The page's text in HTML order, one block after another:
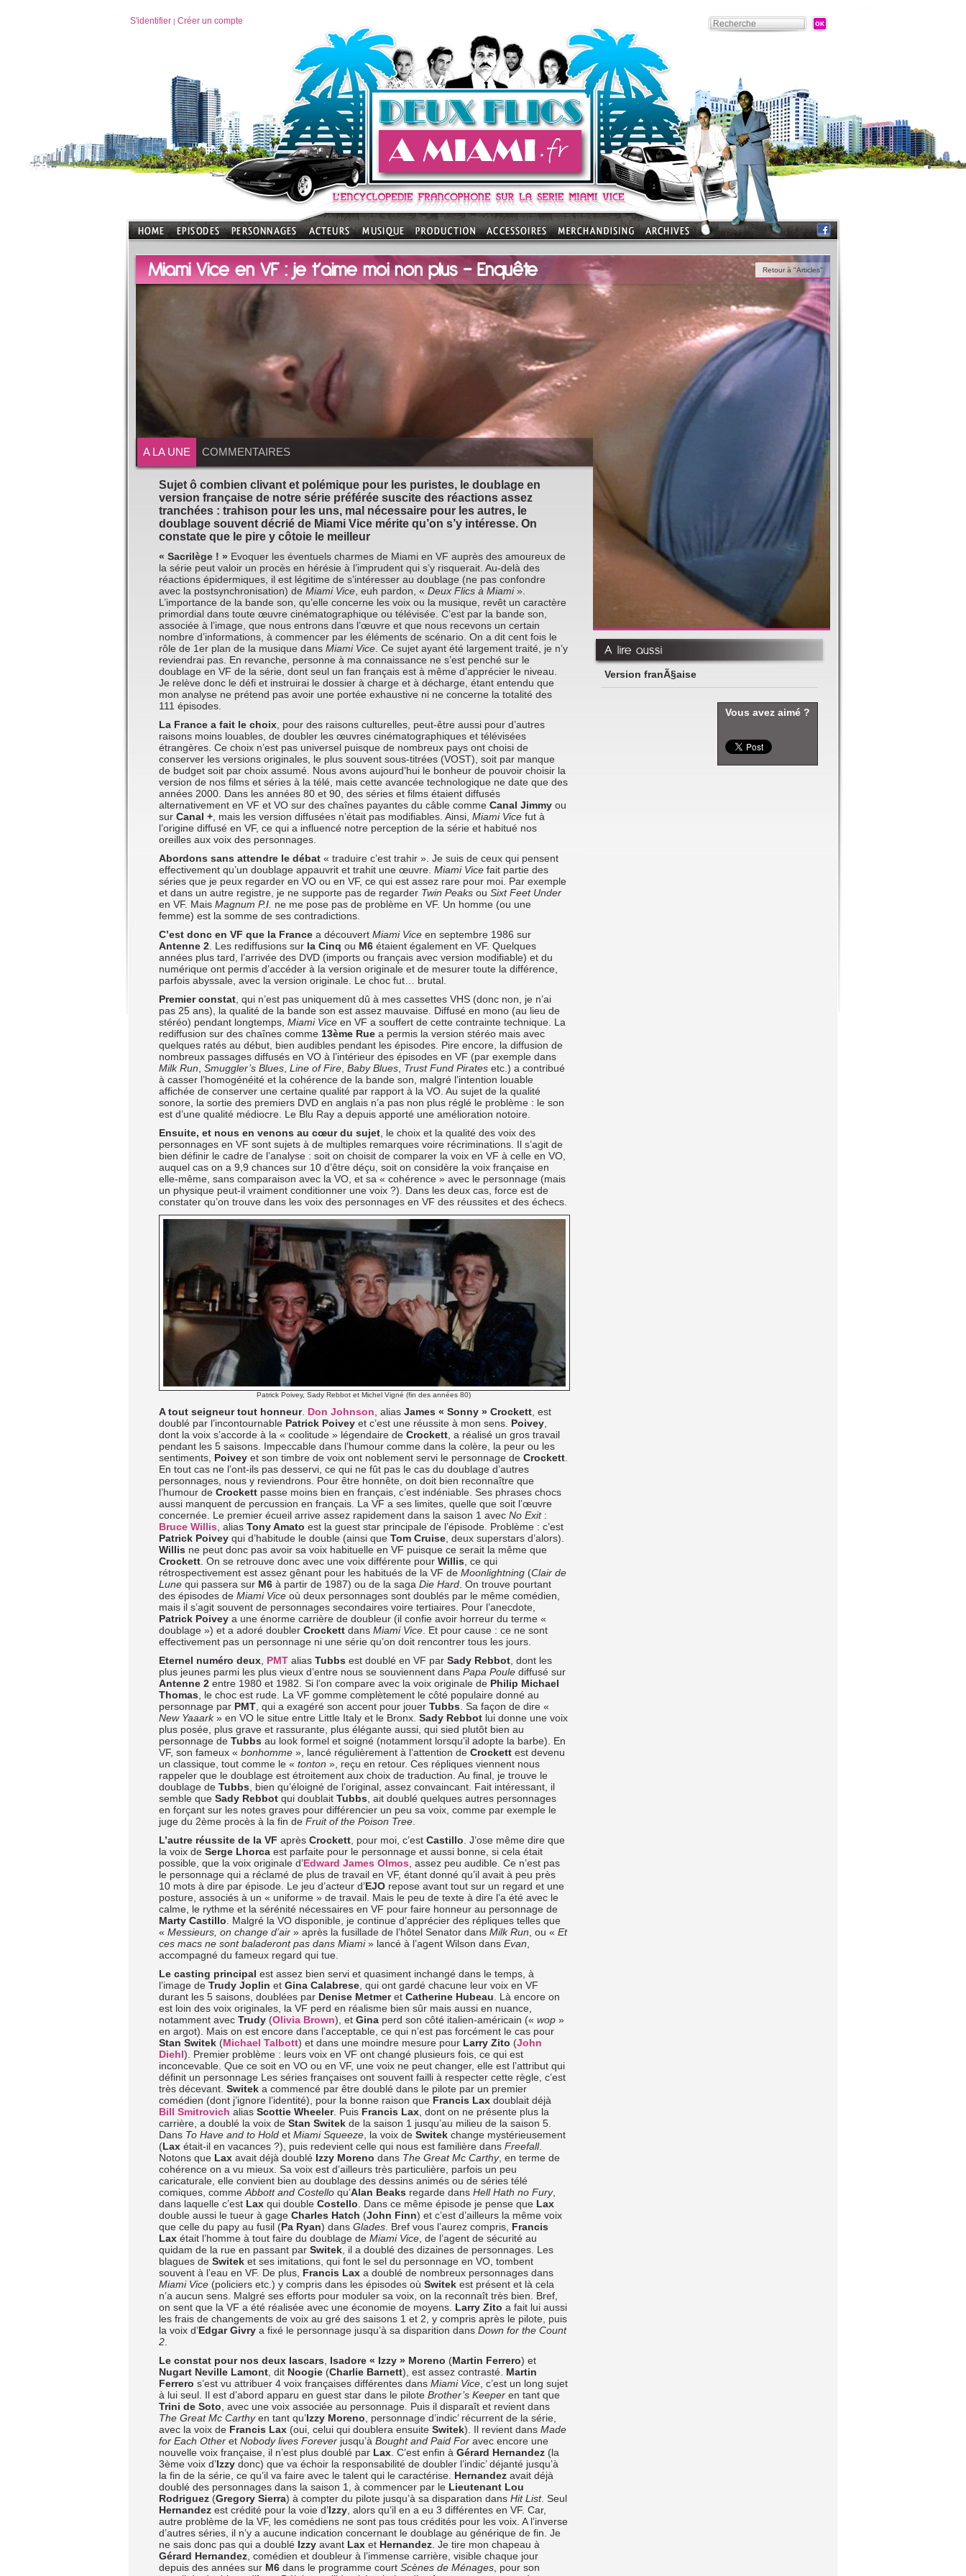
S'identifier | Créer un compte
Miami Vice en VF : je t’aime moi non plus - Enquête Retour à "Articles"
A LA UNE COMMENTAIRES
Sujet ô combien clivant et polémique pour les puristes, le doublage en
version française de notre série préférée suscite des réactions assez
tranchées : trahison pour les uns, mal nécessaire pour les autres, le
doublage souvent décrié de Miami Vice mérite qu’on s’y intéresse. On
constate que le pire y côtoie le meilleur
« Sacrilège ! » Evoquer les éventuels charmes de Miami en VF auprès des amoureux de
la série peut valoir un procès en hérésie à l’imprudent qui s’y risquerait. Au-delà des
réactions épidermiques, il est légitime de s’intéresser au doublage (ne pas confondre
avec la postsynchronisation) de Miami Vice , euh pardon, « Deux Flics à Miami».
L’importance de la bande son, qu’elle concerne les voix ou la musique, revêt un caractère
primordial dans toute œuvre cinématographique ou télévisée. C’est par la bande son,
associée à l’image, que nous entrons dans l’œuvre et que nous recevons un certain
nombre d’informations, à commencer par les éléments de scénario. On a dit cent fois le
rôle de 1er plan de la musique dans Miami Vice . Ce sujet ayant été largement traité, je n’y
reviendrai pas. En revanche, personne à ma connaissance ne s’est penché sur le
doublage en VF de la série, dont seul un fan français est à même d’apprécier le niveau.
Je relève donc le défi et instruirai le dossier à charge et à décharge, étant entendu que
mon analyse ne prétend pas avoir une portée exhaustive ni ne concerne la totalité des
111 épisodes.
La France a fait le choix , pour des raisons culturelles, peut-être aussi pour d’autres
raisons moins louables, de doubler les œuvres cinématographiques et télévisées
étrangères. Ce choix n’est pas universel puisque de nombreux pays ont choisi de
conserver les versions originales, le plus souvent sous-titrées (VOST), soit par manque
de budget soit par choix assumé. Nous avons aujourd’hui le bonheur de pouvoir choisir la
version de nos films et séries à la télé, mais cette avancée technologique ne date que des
années 2000. Dans les années 80 et 90, des séries et films étaient diffusés
alternativement en VF et VO sur des chaînes payantes du câble comme Canal Jimmy ou
sur Canal + , mais les version diffusées n’était pas modifiables. Ainsi, Miami Vice fut à
l’origine diffusé en VF, ce qui a influencé notre perception de la série et habitué nos
oreilles aux voix des personnages.
Abordons sans attendre le débat « traduire c’est trahir ». Je suis de ceux qui pensent
effectivement qu’un doublage appauvrit et trahit une œuvre. Miami Vice fait partie des
séries que je peux regarder en VO ou en VF, ce qui est assez rare pour moi. Par exemple
et dans un autre registre, je ne supporte pas de regarder Twin Peaks ou Sixt Feet Under
en VF. Mais Magnum P.I. ne me pose pas de problème en VF. Un homme (ou une
femme) est la somme de ses contradictions.
C’est donc en VF que la France a découvert Miami Vice en septembre 1986 sur
Antenne 2 . Les rediffusions sur la Cinq ou M6 étaient également en VF. Quelques
années plus tard, l’arrivée des DVD (imports ou français avec version modifiable) et du
numérique ont permis d’accéder à la version originale et de mesurer toute la différence,
parfois abyssale, avec la version originale. Le choc fut… brutal.
Premier constat , qui n’est pas uniquement dû à mes cassettes VHS (donc non, je n’ai
pas 25 ans), la qualité de la bande son est assez mauvaise. Diffusé en mono (au lieu de
stéréo) pendant longtemps, Miami Vice en VF a souffert de cette contrainte technique. La
rediffusion sur des chaînes comme 13ème Rue a permis la version stéréo mais avec
quelques ratés au début, bien audibles pendant les épisodes. Pire encore, la diffusion de
nombreux passages diffusés en VO à l’intérieur des épisodes en VF (par exemple dans
Milk Run Smuggler’s Blues Line of Fire Baby Blues Trust Fund Pirates etc.) a contribué
à casser l’homogénéité et la cohérence de la bande son, malgré l’intention louable
affichée de conserver une certaine qualité par rapport à la VO. Au sujet de la qualité
sonore, la sortie des premiers DVD en anglais n’a pas non plus réglé le problème : le son
est d’une qualité médiocre. Le Blu Ray a depuis apporté une amélioration notoire.
Ensuite, et nous en venons au cœur du sujet , le choix et la qualité des voix des
personnages en VF sont sujets à de multiples remarques voire récriminations. Il s’agit de
bien définir le cadre de l’analyse : soit on choisit de comparer la voix en VF à celle en VO,
auquel cas on a 9,9 chances sur 10 d’être déçu, soit on considère la voix française en
elle-même, sans comparaison avec la VO, et sa « cohérence » avec le personnage (mais
un physique peut-il vraiment conditionner une voix ?). Dans les deux cas, force est de
constater qu’on trouve dans les voix des personnages en VF des réussites et des échecs.
Patrick Poivey, Sady Rebbot et Michel Vigné (fin des années 80)
A tout seigneur tout honneur. Don Johnson , alias James « Sonny » Crockett , est
doublé par l’incontournable Patrick Poivey et c’est une réussite à mon sens. Poivey
dont la voix s’accorde à la « coolitude » légendaire de Crockett , a réalisé un gros travail
pendant les 5 saisons. Impeccable dans l’humour comme dans la colère, la peur ou les
sentiments, Poivey et son timbre de voix ont noblement servi le personnage de Crockett
En tout cas ne l’ont-ils pas desservi, ce qui ne fût pas le cas du doublage d’autres
personnages, nous y reviendrons. Pour être honnête, on doit bien reconnaître que
l’humour de Crockett passe moins bien en français, c’est indéniable. Ses phrases chocs
aussi manquent de percussion en français. La VF a ses limites, quelle que soit l’œuvre
concernée. Le premier écueil arrive assez rapidement dans la saison 1 avec No Exit:
Bruce Willis , alias Tony Amato est la guest star principale de l’épisode. Problème : c’est
Patrick Poivey qui d’habitude le double (ainsi que Tom Cruise , deux superstars d’alors).
Willis ne peut donc pas avoir sa voix habituelle en VF puisque ce serait la même que
Crockett . On se retrouve donc avec une voix différente pour Willis , ce qui
rétrospectivement est assez gênant pour les habitués de la VF de Moonlightning (Clair de
Lune qui passera sur M6 à partir de 1987) ou de la saga Die Hard . On trouve pourtant
des épisodes de Miami Vice où deux personnages sont doublés par le même comédien,
mais il s’agit souvent de personnages secondaires voire tertiaires. Pour l’anecdote,
Patrick Poivey a une énorme carrière de doubleur (il confie avoir horreur du terme «
doublage ») et a adoré doubler Crockett dans Miami Vice . Et pour cause : ce ne sont
effectivement pas un personnage ni une série qu’on doit rencontrer tous les jours.
Eternel numéro deux PMT alias Tubbs est doublé en VF par Sady Rebbot , dont les
plus jeunes parmi les plus vieux d’entre nous se souviennent dans Papa Poule diffusé sur
Antenne 2 entre 1980 et 1982. Si l’on compare avec la voix originale de Philip Michael
Thomas , le choc est rude. La VF gomme complètement le côté populaire donné au
personnage par PMT , qui a exagéré son accent pour jouer Tubbs . Sa façon de dire «
New Yaaark» en VO le situe entre Little Italy et le Bronx. Sady Rebbot lui donne une voix
plus posée, plus grave et rassurante, plus élégante aussi, qui sied plutôt bien au
personnage de Tubbs au look formel et soigné (notamment lorsqu’il adopte la barbe). En
VF, son fameux « bonhomme », lancé régulièrement à l’attention de Crockett est devenu
un classique, tout comme le « tonton », reçu en retour. Ces répliques viennent nous
rappeler que le doublage est étroitement aux choix de traduction. Au final, je trouve le
doublage de Tubbs , bien qu’éloigné de l’original, assez convaincant. Fait intéressant, il
semble que Sady Rebbot qui doublait Tubbs , ait doublé quelques autres personnages
en forçant sur les notes graves pour différencier un peu sa voix, comme par exemple le
juge du 2ème procès à la fin de Fruit of the Poison Tree
L’autre réussite de la VF après Crockett , pour moi, c’est Castillo . J’ose même dire que
la voix de Serge Lhorca est parfaite pour le personnage et aussi bonne, si cela était
possible, que la voix originale d’Edward James Olmos , assez peu audible. Ce n’est pas
le personnage qui a réclamé de plus de travail en VF, étant donné qu’il avait à peu près
10 mots à dire par épisode. Le jeu d’acteur d’EJO repose avant tout sur un regard et une
posture, associés à un « uniforme » de travail. Mais le peu de texte à dire l’a été avec le
calme, le rythme et la sérénité nécessaires en VF pour faire honneur au personnage de
Marty Castillo . Malgré la VO disponible, je continue d’apprécier des répliques telles que
« Messieurs, on change d’air » après la fusillade de l’hôtel Senator dans Milk Run , ou « Et
ces macs ne sont baladeront pas dans Miami» lancé à l’agent Wilson dans Evan
accompagné du fameux regard qui tue.
Le casting principal est assez bien servi et quasiment inchangé dans le temps, à
l’image de Trudy Joplin et Gina Calabrese , qui ont gardé chacune leur voix en VF
durant les 5 saisons, doublées par Denise Metmeret Catherine Hubeau . Là encore on
est loin des voix originales, la VF perd en réalisme bien sûr mais aussi en nuance,
notamment avec Trudy (Olivia Brown), et Gina perd son côté italien-américain (« wop »
en argot). Mais on est encore dans l’acceptable, ce qui n’est pas forcément le cas pour
Stan Switek (Michael Talbott) et dans une moindre mesure pour Larry Zito (John
Diehl). Premier problème : leurs voix en VF ont changé plusieurs fois, ce qui est
inconcevable. Que ce soit en VO ou en VF, une voix ne peut changer, elle est l’attribut qui
définit un personnage Les séries françaises ont souvent failli à respecter cette règle, c’est
très décevant. Switek a commencé par être doublé dans le pilote par un premier
comédien (dont j’ignore l’identité), pour la bonne raison que Francis Lax doublait déjà
Bill Smitrovich alias Scottie Wheeler. Puis Francis Lax , dont on ne présente plus la
carrière, a doublé la voix de Stan Switek de la saison 1 jusqu’au milieu de la saison 5.
Dans To Have and to Hold et Miami Squeeze , la voix de Switek change mystérieusement
(Lax était-il en vacances ?), puis redevient celle qui nous est familière dans Freefall.
Notons que Lax avait déjà doublé Izzy Moreno dans The Great Mc Carthy, en terme de
cohérence on a vu mieux. Sa voix est d’ailleurs très particulière, parfois un peu
caricaturale, elle convient bien au doublage des dessins animés ou de séries télé
comiques, comme Abbott and Costello qu’Alan Beaks regarde dans Hell Hath no Fury,
dans laquelle c’est Lax qui double Costello . Dans ce même épisode je pense que Lax
double aussi le tueur à gage Charles Hatch (John Finn) et c’est d’ailleurs la même voix
que celle du papy au fusil (Pa Ryan) dans Glades . Bref vous l’aurez compris, Francis
Lax était l’homme à tout faire du doublage de Miami Vice , de l’agent de sécurité au
quidam de la rue en passant par Switek , il a doublé des dizaines de personnages. Les
blagues de Switek et ses imitations, qui font le sel du personnage en VO, tombent
souvent à l’eau en VF. De plus, Francis Lax a doublé de nombreux personnages dans
Miami Vice (policiers etc.) y compris dans les épisodes où Switek est présent et là cela
n’a aucun sens. Malgré ses efforts pour moduler sa voix, on la reconnaît très bien. Bref,
on sent que la VF a été réalisée avec une économie de moyens. Larry Zito a fait lui aussi
les frais de changements de voix au gré des saisons 1 et 2, y compris après le pilote, puis
la voix d’Edgar Givry a fixé le personnage jusqu’à sa disparition dans Down for the Count
2
Le constat pour nos deux lascars
Isadore « Izzy » Moreno (Martin Ferrero) et
Nugart Neville Lamont , dit Noogie (Charlie Barnett), est assez contrasté. Martin
Ferrero s’est vu attribuer 4 voix françaises différentes dans Miami Vice , c’est un long sujet
à lui seul. Il est d’abord apparu en guest star dans le pilote Brother’s Keeper en tant que
Trini de Soto , avec une voix associée au personnage. Puis il disparaît et revient dans
The Great Mc Carthyen tant qu’Izzy Moreno , personnage d’indic’ récurrent de la série,
avec la voix de Francis Lax (oui, celui qui doublera ensuite Switek). Il revient dans Made
for Each Other et Nobody lives Forever jusqu’à Bought and Paid For avec encore une
nouvelle voix française, il n’est plus doublé par Lax . C’est enfin à Gérard Hernandez (la
3ème voix d’Izzy donc) que va échoir la responsabilité de doubler l’indic’ déjanté jusqu’à
la fin de la série, ce qu’il va faire avec le talent qui le caractérise. Hernandez avait déjà
doublé des personnages dans la saison 1, à commencer par le Lieutenant Lou
Rodriguez (Gregory Sierra) à compter du pilote jusqu’à sa disparation dans Hit List. Seul
Hernandez est crédité pour la voie d’Izzy , alors qu’il en a eu 3 différentes en VF. Car,
autre problème de la VF, les comédiens ne sont pas tous crédités pour les voix. A l’inverse
d’autres séries, il n’y a aucune indication concernant le doublage au générique de fin. Je
ne sais donc pas qui a doublé Izzy avant Lax et Hernandez . Je tire mon chapeau à
Gérard Hernandez , comédien et doubleur à l’immense carrière, visible chaque jour
depuis des années sur M6 dans le programme court Scènes de Ménages , pour son
A lire aussi
Version franÃ§aise
Vous avez aimé ?